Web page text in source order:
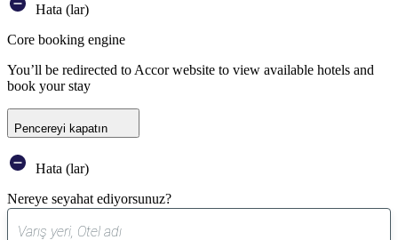
Hata (lar)
Core booking engine
You’ll be redirected to Accor website to view available hotels and
book your stay
Pencereyi kapatın
Hata (lar)
Nereye seyahat ediyorsunuz?